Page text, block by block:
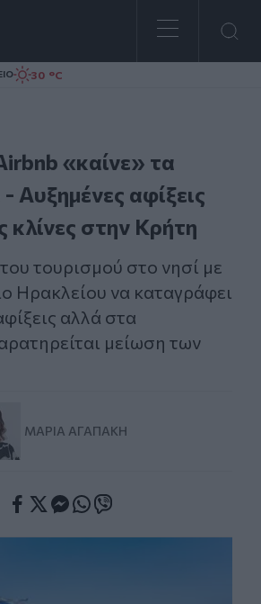
30 °C
«καίνε» τα
Αυξημένες αφίξεις
κλίνες στην Κρήτη
τουρισμού στο νησί με
Ηρακλείου να καταγράφει
αλλά στα
μείωση των
ΜΑΡΊΑ ΑΓΑΠΆΚΗ